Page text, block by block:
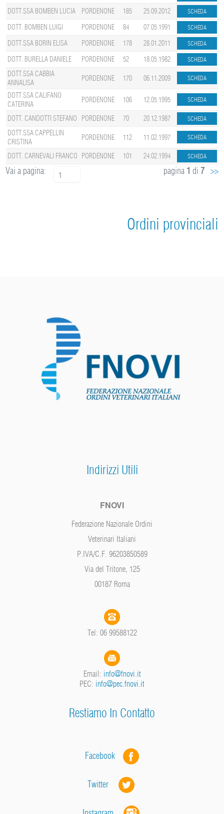
DOTT.SSA BOMBEN LUCIA
PORDENONE 185
25.09.2012
DOTT. BOMBEN LUIGI
PORDENONE 84
07.05.1991
DOTT.SSA BORIN ELISA
PORDENONE 178
28.01.2011
DOTT. BURELLA DANIELE
PORDENONE 52
18.05.1982
DOTT.SSA CABBIA
ANNALISA
PORDENONE 170
06.11.2009
DOTT.SSA CALIFANO
CATERINA
PORDENONE 106 12.05.1995
DOTT. CANDOTTI STEFANO PORDENONE 70
20.12.1987
DOTT.SSA CAPPELLIN
CRISTINA
PORDENONE 112 11.02.1997
DOTT. CARNEVALI FRANCO PORDENONE 101 24.02.1994
pagina 1 di 7 >>
Vai a pagina: 1
Ordini provinciali
Indirizzi Utili
FNOVI
Federazione Nazionale Ordini
Veterinari Italiani
P.IVA/C.F. 96203850589
Via del Tritone, 125
00187 Roma
Tel: 06 99588122
Email: info@fnovi.it
PEC: info@pec.fnovi.it
Restiamo In Contatto
Facebook
Twitter